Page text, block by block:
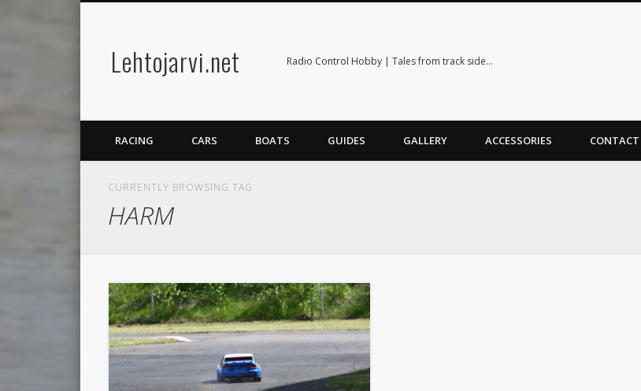
Lehtojarvi.net Radio Control Hobby | Tales from track side…
RACING CARS BOATS GUIDES GALLERY ACCESSORIES CONTACT
CURRENTLY BROWSING TAG
HARM